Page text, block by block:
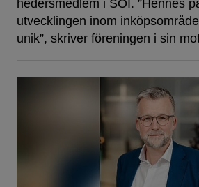
hedersmedlem i SOI. ”Hennes
utvecklingen inom
unik”, skriver föreningen i sin